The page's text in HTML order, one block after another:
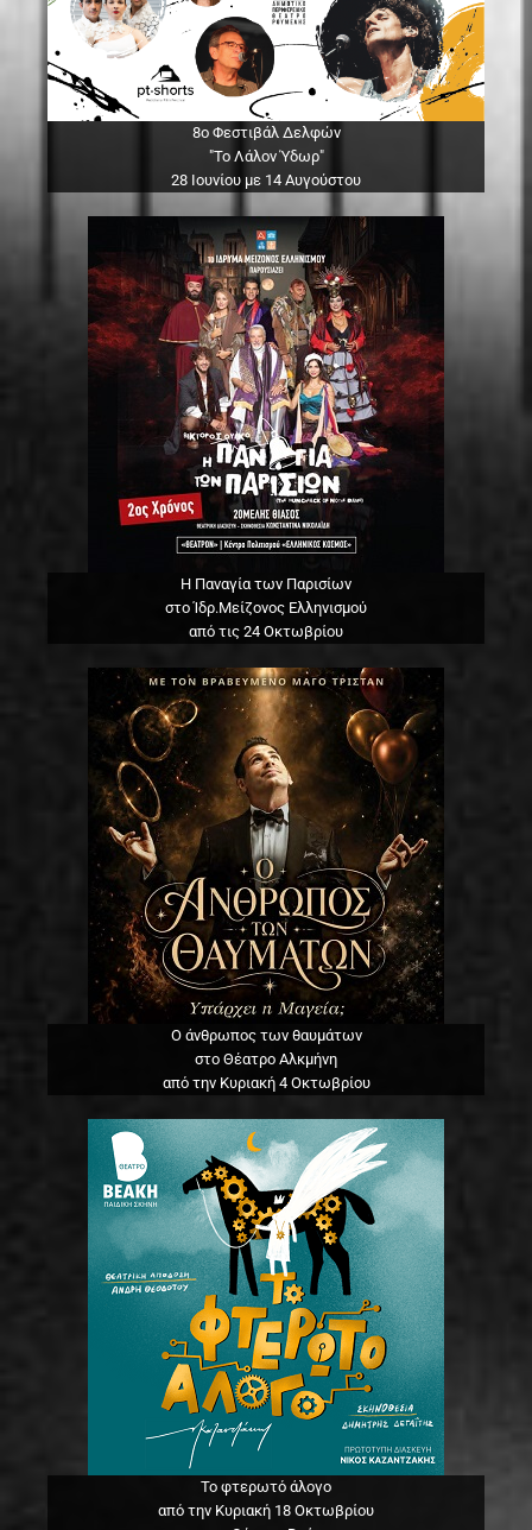
8ο Φεστιβάλ Δελφών
"Το Λάλον Ύδωρ"
28 Ιουνίου με 14 Αυγούστου
Η Παναγία των Παρισίων
στο Ίδρ.Μείζονος Ελληνισμού
από τις 24 Οκτωβρίου
Ο άνθρωπος των θαυμάτων
στο Θέατρο Αλκμήνη
από την Κυριακή 4 Οκτωβρίου
Το φτερωτό άλογο
από την Κυριακή 18 Οκτωβρίου